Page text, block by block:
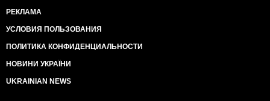
РЕКЛАМА
УСЛОВИЯ ПОЛЬЗОВАНИЯ
ПОЛИТИКА КОНФИДЕНЦИАЛЬНОСТИ
НОВИНИ УКРАЇНИ
UKRAINIAN NEWS